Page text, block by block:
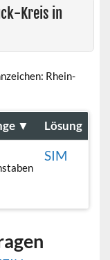
Kreis in
Rhein-
▼ Lösung
SIM